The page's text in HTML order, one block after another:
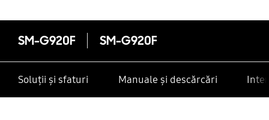
SM-G920F SM-G920F
Soluții și sfaturi Manuale și descărcări